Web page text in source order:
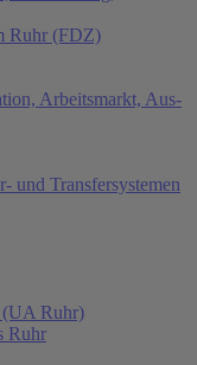
Ruhr (FDZ)
Arbeitsmarkt, Aus-
und Transfersystemen
(UA Ruhr)
Ruhr